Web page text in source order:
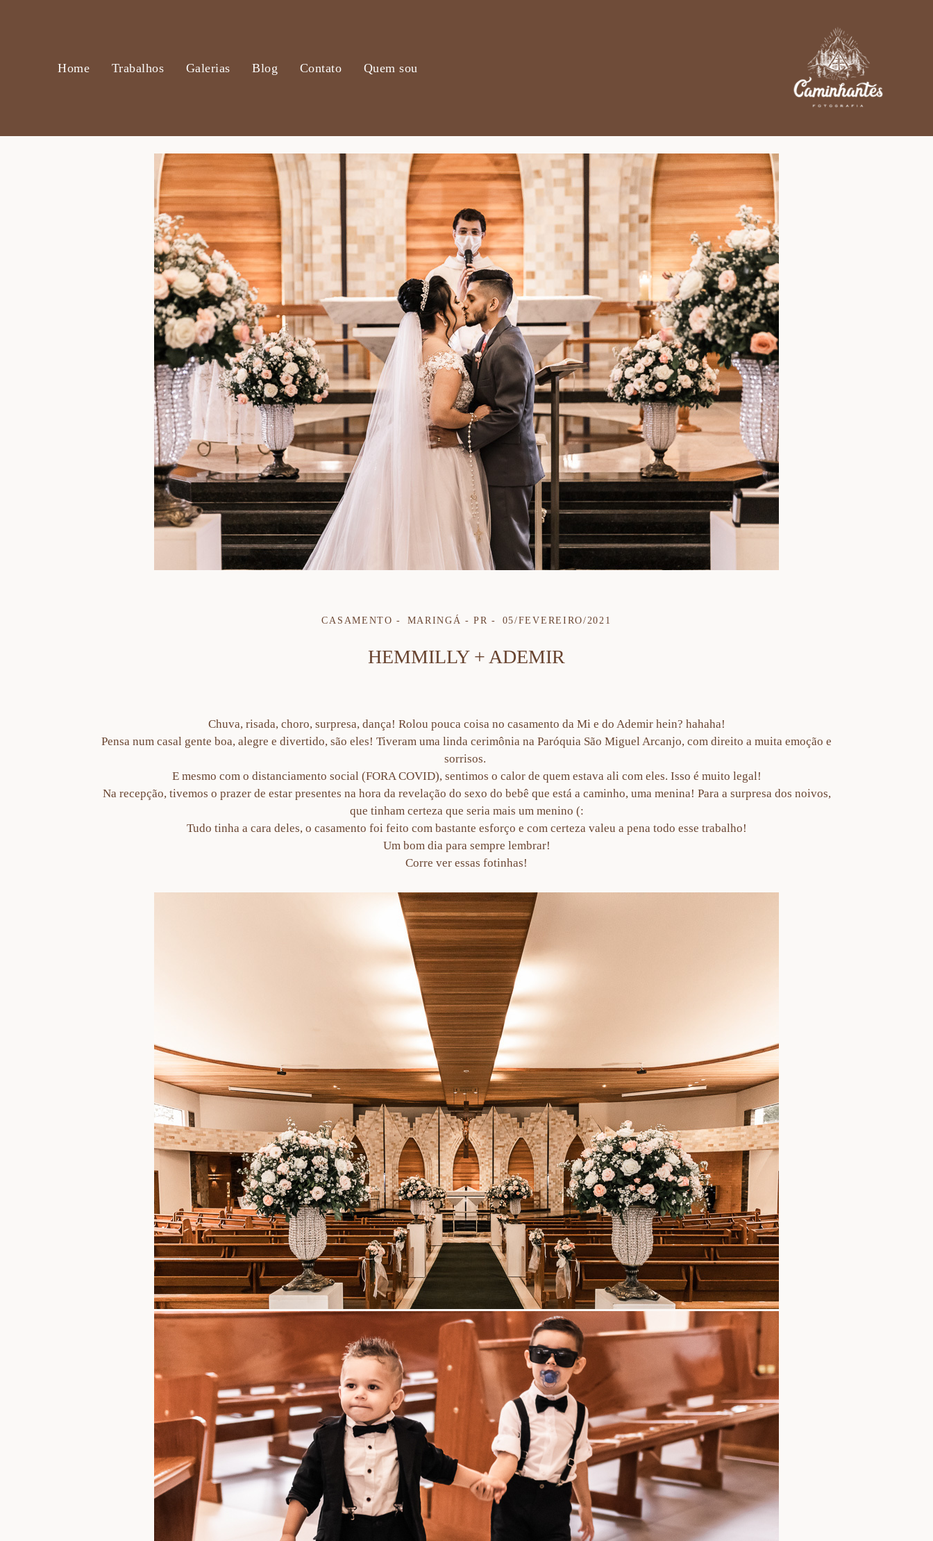
Home Trabalhos Galerias Blog Contato Quem sou
CASAMENTO MARINGÁ - PR 05/FEVEREIRO/2021
HEMMILLY + ADEMIR
Chuva, risada, choro, surpresa, dança! Rolou pouca coisa no casamento da Mi e do Ademir hein? hahaha!
Pensa num casal gente boa, alegre e divertido, são eles! Tiveram uma linda cerimônia na Paróquia São Miguel Arcanjo, com direito a muita emoção e
sorrisos.
E mesmo com o distanciamento social (FORA COVID), sentimos o calor de quem estava ali com eles. Isso é muito legal!
Na recepção, tivemos o prazer de estar presentes na hora da revelação do sexo do bebê que está a caminho, uma menina! Para a surpresa dos noivos,
que tinham certeza que seria mais um menino (:
Tudo tinha a cara deles, o casamento foi feito com bastante esforço e com certeza valeu a pena todo esse trabalho!
Um bom dia para sempre lembrar!
Corre ver essas fotinhas!